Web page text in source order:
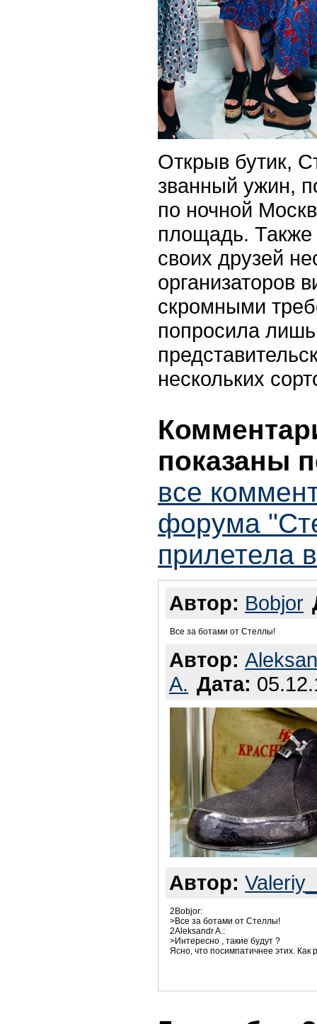
Открыв бутик,
званный ужин,
по ночной
площадь. Также
своих друзей
организаторов
скромными
попросила
нескольких
показаны
все
форума
прилетела
Автор: Bobjor
Все за ботами от Стеллы!
Автор:
A. Дата:
Автор:
2Bobjor:
>Все за ботами от Стеллы!
2Aleksandr A.:
>Интересно , такие будут ?
Ясно, что посимпатичнее этих. Как